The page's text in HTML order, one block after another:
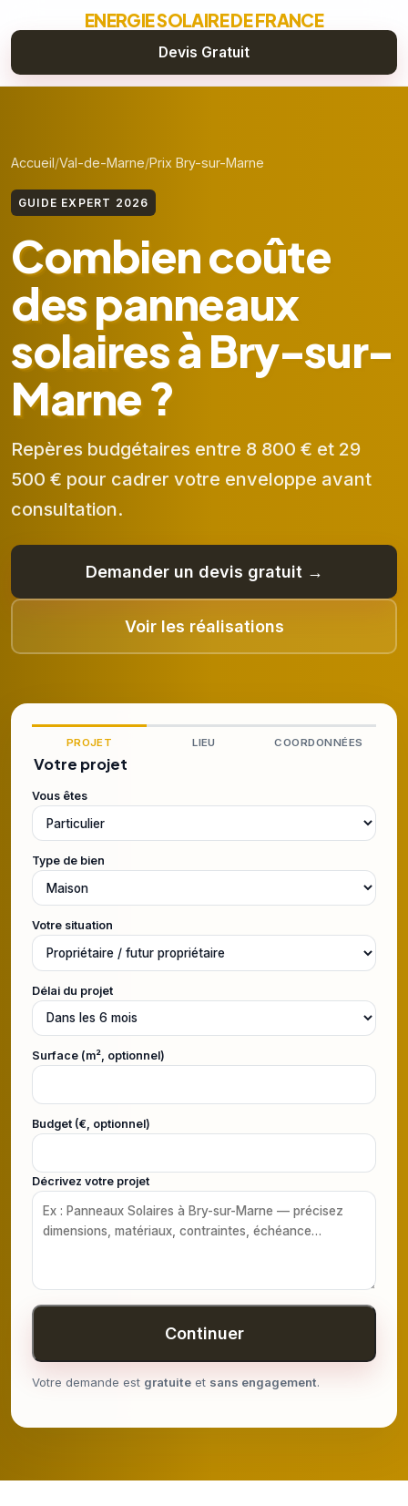
ENERGIE SOLAIRE DE FRANCE
Devis Gratuit
Accueil Val-de-Marne Prix Bry-sur-Marne
GUIDE EXPERT 2026
Combien coûte
des panneaux
solaires à Bry-sur-
Marne ?
Repères budgétaires entre 8 800 € et 29
500 € pour cadrer votre enveloppe avant
consultation.
Demander un devis gratuit →
Voir les réalisations
PROJET LIEU COORDONNÉES
Votre projet
Vous êtes
Type de bien
Votre situation
Délai du projet
Surface (m², optionnel)
Budget (€, optionnel)
Décrivez votre projet
Continuer
Votre demande est gratuite et sans engagement.